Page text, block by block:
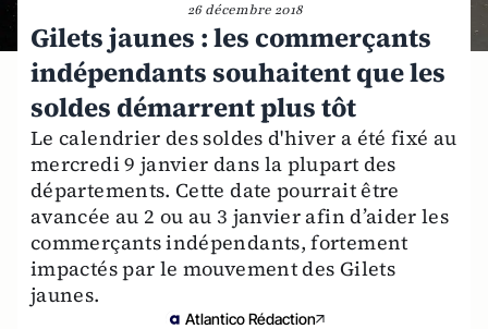
26 décembre 2018
Gilets jaunes : les commerçants
indépendants souhaitent que les
soldes démarrent plus tôt
Le calendrier des soldes d'hiver a été fixé au
mercredi 9 janvier dans la plupart des
départements. Cette date pourrait être
avancée au 2 ou au 3 janvier afin d’aider les
commerçants indépendants, fortement
impactés par le mouvement des Gilets
jaunes.
Atlantico Rédaction